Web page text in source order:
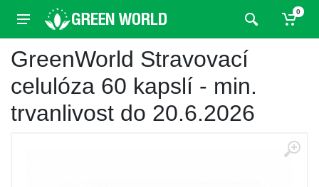
0
GreenWorld Stravovací
celulóza 60 kapslí - min.
trvanlivost do 20.6.2026